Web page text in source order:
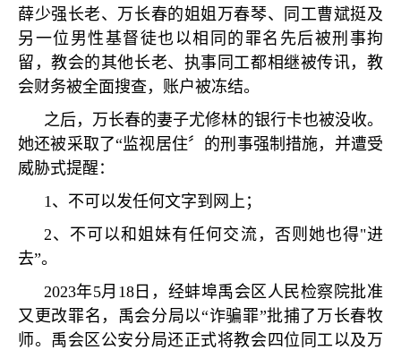
薛少强长老、万长春的姐姐万春琴、同工曹斌挺及
另一位男性基督徒也以相同的罪名先后被刑事拘
留，教会的其他长老、执事同工都相继被传讯，教
会财务被全面搜查，账户被冻结。
之后，万长春的妻子尤修林的银行卡也被没收。
她还被采取了“监视居住〞的刑事强制措施，并遭受
威胁式提醒：
1、不可以发任何文字到网上；
2、不可以和姐妹有任何交流，否则她也得"进
去”。
2023年5月 18日，经蚌埠禹会区人民检察院批准
又更改罪名，禹会分局以“诈骗罪”批捕了万长春牧
师。禹会区公安分局还正式将教会四位同工以及万